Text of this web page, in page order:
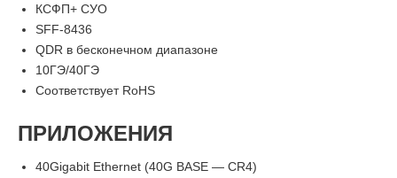
КСФП+ СУО
SFF-8436
QDR в бесконечном диапазоне
10ГЭ/40ГЭ
Соответствует RoHS
ПРИЛОЖЕНИЯ
40Gigabit Ethernet (40G BASE — CR4)